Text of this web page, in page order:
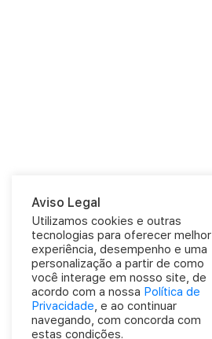
Aviso Legal
Utilizamos cookies e outras
tecnologias para oferecer melhor
experiência, desempenho e uma
personalização a partir de como
você interage em nosso site, de
acordo com a nossa Política de
Privacidade, e ao continuar
navegando, com concorda com
estas condições.